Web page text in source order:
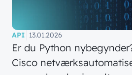
API 13.01.2026
Er du Python
Cisco